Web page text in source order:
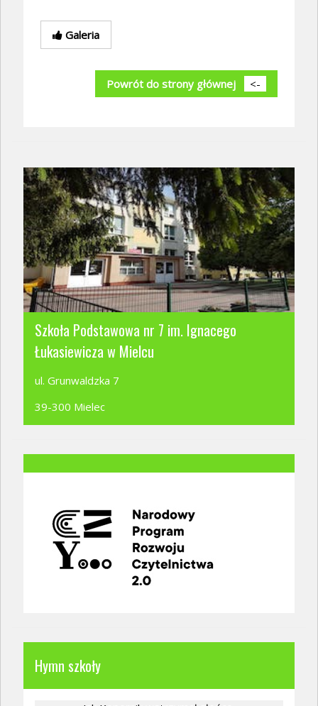
Galeria
Powrót do strony głównej <-
Szkoła Podstawowa nr 7 im. Ignacego
Łukasiewicza w Mielcu
ul. Grunwaldzka 7
39-300 Mielec
Hymn szkoły